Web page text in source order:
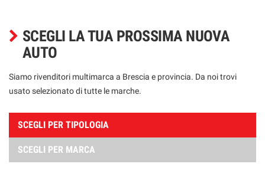
SCEGLI LA TUA PROSSIMA NUOVA
AUTO
Siamo rivenditori multimarca a Brescia e provincia. Da noi trovi
usato selezionato di tutte le marche.
SCEGLI PER TIPOLOGIA
SCEGLI PER MARCA